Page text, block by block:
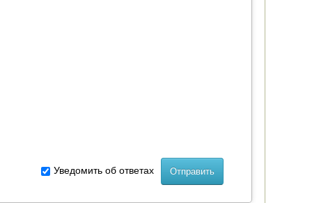
Уведомить об ответах